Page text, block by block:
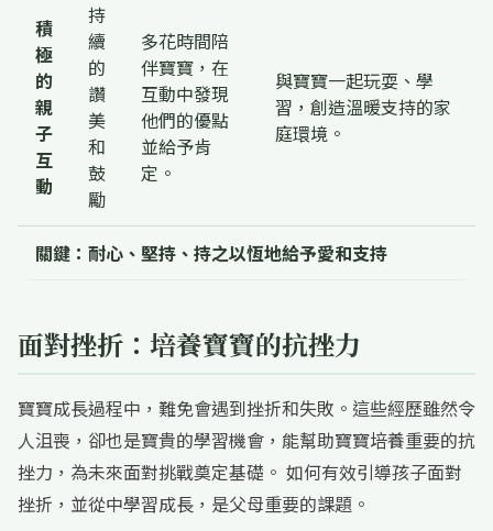
積
極
的
親
子
互
動
持
續
的
讚
美
和
鼓
勵
多花時間陪
伴寶寶，在
互動中發現
他們的優點
並給予肯
定。
與寶寶一起玩耍、學
習，創造溫暖支持的家
庭環境。
關鍵：耐心、堅持、持之以恆地給予愛和支持
面對挫折：培養寶寶的抗挫力
寶寶成長過程中，難免會遇到挫折和失敗。這些經歷雖然令
人沮喪，卻也是寶貴的學習機會，能幫助寶寶培養重要的抗
挫力，為未來面對挑戰奠定基礎。 如何有效引導孩子面對
挫折，並從中學習成長，是父母重要的課題。